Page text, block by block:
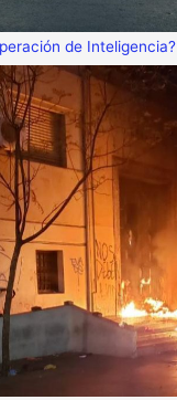
de Inteligencia?